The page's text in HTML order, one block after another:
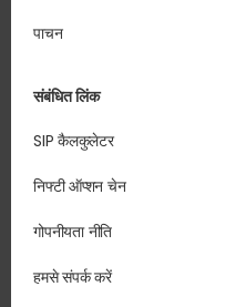
पाचन
संबंधित लिंक
SIP कैलकुलेटर
निफ्टी ऑप्शन चेन
गोपनीयता नीति
हमसे संपर्क करें